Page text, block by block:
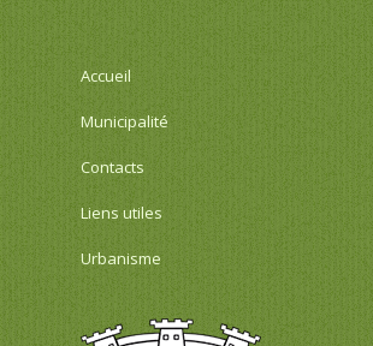
Accueil
Municipalité
Contacts
Liens utiles
Urbanisme